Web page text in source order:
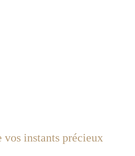
vos instants précieux